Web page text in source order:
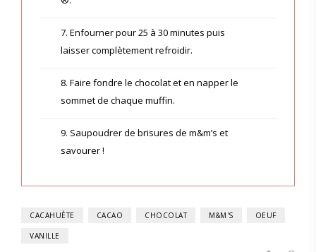
7. Enfourner pour 25 à 30 minutes puis
laisser complètement refroidir.
8. Faire fondre le chocolat et en napper le
sommet de chaque muffin.
9. Saupoudrer de brisures de m&m’s et
savourer !
CACAHUÈTE CACAO CHOCOLAT M&M'S OEUF
VANILLE